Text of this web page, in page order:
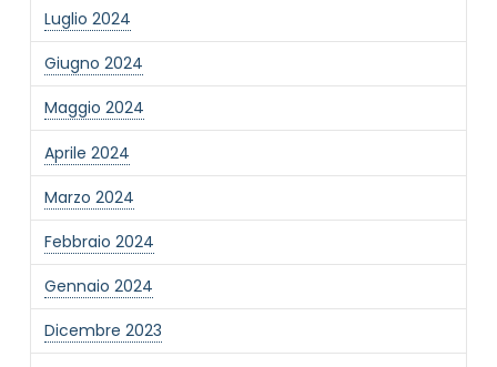
Luglio 2024
Giugno 2024
Maggio 2024
Aprile 2024
Marzo 2024
Febbraio 2024
Gennaio 2024
Dicembre 2023
Informativa Privacy
Ho preso visione dell'informativa privacy
Privacy Policy completa
Newsletter
Desidero rimanere aggiornato sulle ultime
novità dell'Associazione tramite l'iscrizione alla
newsletter
Invia